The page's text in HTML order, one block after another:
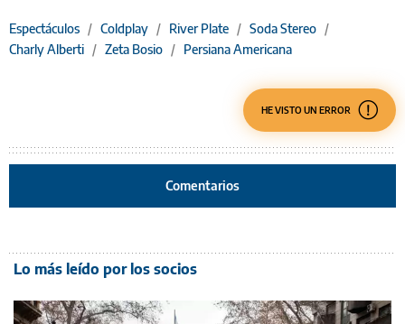
Espectáculos / Coldplay / River Plate / Soda Stereo /
Charly Alberti / Zeta Bosio / Persiana Americana
HE VISTO UN ERROR
Comentarios
Lo más leído por los socios